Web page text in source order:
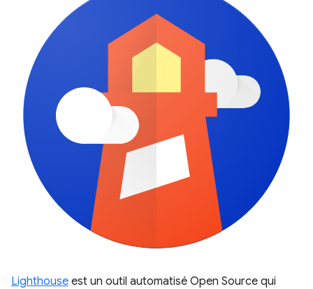
Lighthouse est un outil automatisé Open Source qui